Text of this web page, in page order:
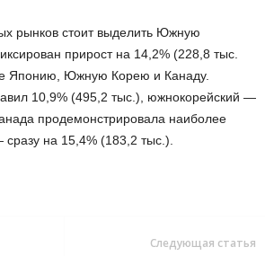
рынков стоит выделить Южную
прирост на 14,2% (228,8 тыс.
Японию, Южную Корею и Канаду.
10,9% (495,2 тыс.), южнокорейский —
продемонстрировала наиболее
на 15,4% (183,2 тыс.).
Следующая статья